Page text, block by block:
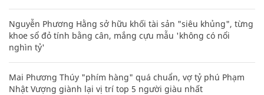
Nguyễn Phương Hằng sở hữu khối tài sản "siêu khủng", từng
khoe sổ đỏ tính bằng cân, mắng cựu mẫu 'không có nổi
nghìn tỷ'
Mai Phương Thúy "phím hàng" quá chuẩn, vợ tỷ phú Phạm
Nhật Vượng giành lại vị trí top 5 người giàu nhất